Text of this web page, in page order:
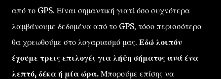
από το GPS. Είναι σημαντική γιατί όσο συχνότερα
λαμβάνουμε δεδομένα από το GPS, τόσο περισσότερο
θα χρεωθούμε στο λογαριασμό μας. Εδώ λοιπόν
έχουμε τρεις επιλογές για λήψη σήματος ανά ένα
λεπτό, δέκα ή μία ώρα. Μπορούμε επίσης να